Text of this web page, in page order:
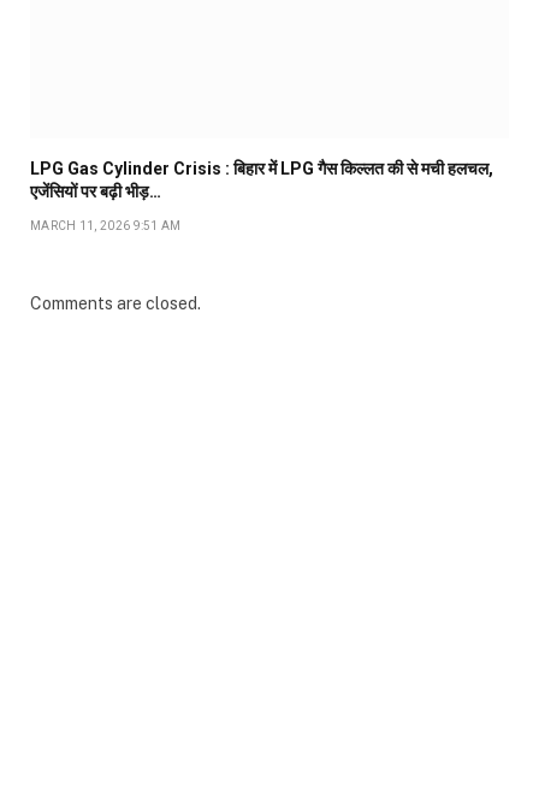
LPG Gas Cylinder Crisis : बिहार में LPG गैस किल्लत की से मची हलचल,
एजेंसियों पर बढ़ी भीड़…
MARCH 11, 2026 9:51 AM
Comments are closed.